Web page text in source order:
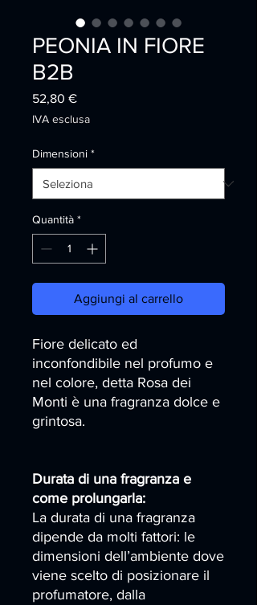
PEONIA IN FIORE
B2B
52,80 €Prezzo
IVA esclusa
Dimensioni *
Quantità *
Aggiungi al carrello
Fiore delicato ed
inconfondibile nel profumo e
nel colore, detta Rosa dei
Monti è una fragranza dolce e
grintosa.
Durata di una fragranza e
come prolungarla:
La durata di una fragranza
dipende da molti fattori: le
dimensioni dell’ambiente dove
viene scelto di posizionare il
profumatore, dalla